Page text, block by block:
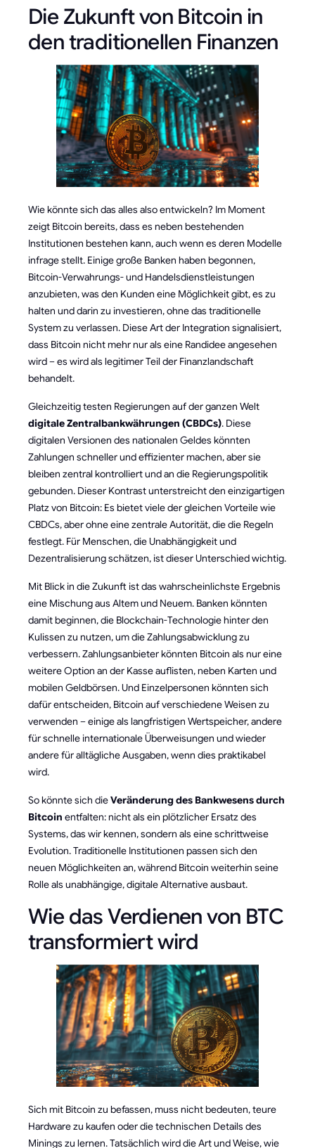
Die Zukunft von Bitcoin in
den traditionellen Finanzen
Wie könnte sich das alles also entwickeln? Im Moment
zeigt Bitcoin bereits, dass es neben bestehenden
Institutionen bestehen kann, auch wenn es deren Modelle
infrage stellt. Einige große Banken haben begonnen,
Bitcoin-Verwahrungs- und Handelsdienstleistungen
anzubieten, was den Kunden eine Möglichkeit gibt, es zu
halten und darin zu investieren, ohne das traditionelle
System zu verlassen. Diese Art der Integration signalisiert,
dass Bitcoin nicht mehr nur als eine Randidee angesehen
wird – es wird als legitimer Teil der Finanzlandschaft
behandelt.
Gleichzeitig testen Regierungen auf der ganzen Welt
digitale Zentralbankwährungen (CBDCs). Diese
digitalen Versionen des nationalen Geldes könnten
Zahlungen schneller und effizienter machen, aber sie
bleiben zentral kontrolliert und an die Regierungspolitik
gebunden. Dieser Kontrast unterstreicht den einzigartigen
Platz von Bitcoin: Es bietet viele der gleichen Vorteile wie
CBDCs, aber ohne eine zentrale Autorität, die die Regeln
festlegt. Für Menschen, die Unabhängigkeit und
Dezentralisierung schätzen, ist dieser Unterschied wichtig.
Mit Blick in die Zukunft ist das wahrscheinlichste Ergebnis
eine Mischung aus Altem und Neuem. Banken könnten
damit beginnen, die Blockchain-Technologie hinter den
Kulissen zu nutzen, um die Zahlungsabwicklung zu
verbessern. Zahlungsanbieter könnten Bitcoin als nur eine
weitere Option an der Kasse auflisten, neben Karten und
mobilen Geldbörsen. Und Einzelpersonen könnten sich
dafür entscheiden, Bitcoin auf verschiedene Weisen zu
verwenden – einige als langfristigen Wertspeicher, andere
für schnelle internationale Überweisungen und wieder
andere für alltägliche Ausgaben, wenn dies praktikabel
wird.
So könnte sich dieVeränderung des Bankwesens durch
Bitcoin entfalten: nicht als ein plötzlicher Ersatz des
Systems, das wir kennen, sondern als eine schrittweise
Evolution. Traditionelle Institutionen passen sich den
neuen Möglichkeiten an, während Bitcoin weiterhin seine
Rolle als unabhängige, digitale Alternative ausbaut.
Wie das Verdienen von BTC
transformiert wird
Sich mit Bitcoin zu befassen, muss nicht bedeuten, teure
Hardware zu kaufen oder die technischen Details des
Minings zu lernen. Tatsächlich wird die Art und Weise, wie